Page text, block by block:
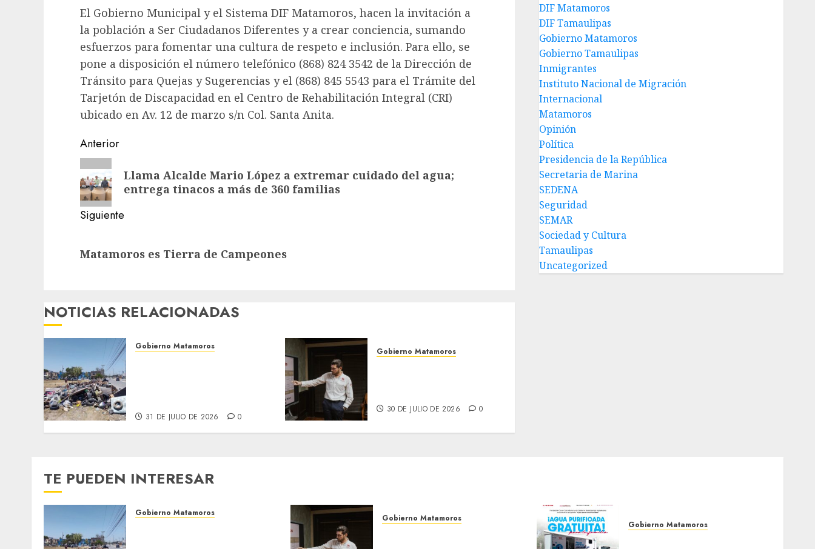
El Gobierno Municipal y el Sistema DIF Matamoros, hacen la invitación a
la población a Ser Ciudadanos Diferentes y a crear conciencia, sumando
esfuerzos para fomentar una cultura de respeto e inclusión. Para ello, se
pone a disposición el número telefónico (868) 824 3542 de la Dirección de
Tránsito para Quejas y Sugerencias y el (868) 845 5543 para el Trámite del
Tarjetón de Discapacidad en el Centro de Rehabilitación Integral (CRI)
ubicado en Av. 12 de marzo s/n Col. Santa Anita.
Post
navigation
Anterior
Entrada
anterior: Llama Alcalde Mario López a extremar cuidado del agua;
entrega tinacos a más de 360 familias
Siguiente
entrada:
Matamoros es Tierra de Campeones
NOTICIAS RELACIONADAS
Gobierno Matamoros
31 DE JULIO DE 2026 0
Gobierno Matamoros
30 DE JULIO DE 2026 0
DIF Matamoros
DIF Tamaulipas
Gobierno Matamoros
Gobierno Tamaulipas
Inmigrantes
Instituto Nacional de Migración
Internacional
Matamoros
Opinión
Política
Presidencia de la República
Secretaria de Marina
SEDENA
Seguridad
SEMAR
Sociedad y Cultura
Tamaulipas
Uncategorized
TE PUEDEN INTERESAR
Gobierno Matamoros Gobierno Matamoros
Gobierno Matamoros